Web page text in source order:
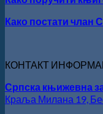
Како постати члан
КОНТАКТ
Српска књижевна
Краља Милана 19,